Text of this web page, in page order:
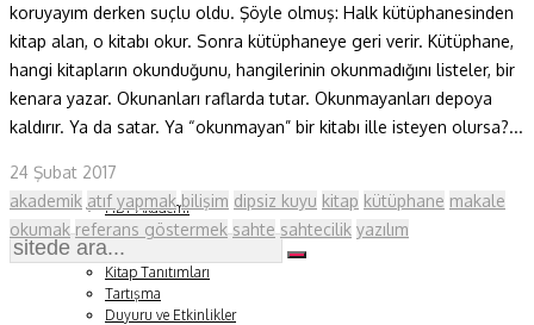
Fizik ve Uzay
Gezegenimiz
Teknoyaşam
Fazlası
HBT Akademi
Bilim Çocuk
Soru ve Yanıt
Kitap Tanıtımları
Tartışma
Duyuru ve Etkinlikler
koruyayım derken suçlu oldu. Şöyle olmuş: Halk kütüphanesinden
kitap alan, o kitabı okur. Sonra kütüphaneye geri verir. Kütüphane,
hangi kitapların okunduğunu, hangilerinin okunmadığını listeler, bir
kenara yazar. Okunanları raflarda tutar. Okunmayanları depoya
kaldırır. Ya da satar. Ya “okunmayan” bir kitabı ille isteyen olursa?...
24 Şubat 2017
akademik atıf yapmak bilişim dipsiz kuyu kitap kütüphane makale
okumak referans göstermek sahte sahtecilik yazılım